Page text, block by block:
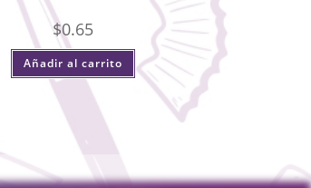
$0.65
Añadir al carrito